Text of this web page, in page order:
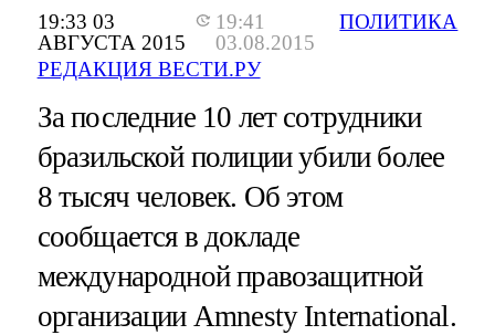
19:33 03
АВГУСТА 2015
19:41
03.08.2015
РЕДАКЦИЯ ВЕСТИ.РУ
ПОЛИТИКА
За последние 10 лет сотрудники
бразильской полиции убили более
8 тысяч человек. Об этом
сообщается в докладе
международной правозащитной
организации Amnesty International.